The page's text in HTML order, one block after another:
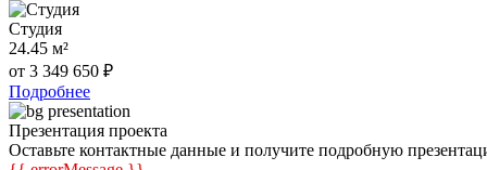
Студия
24.45 м²
от 3 349 650 ₽
Подробнее
Презентация проекта
Оставьте контактные данные и получите подробную